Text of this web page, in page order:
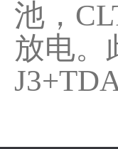
池，
放电。